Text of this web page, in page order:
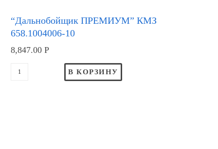
“Дальнобойщик ПРЕМИУМ” КМЗ
658.1004006-10
8,847.00Р
В КОРЗИНУ